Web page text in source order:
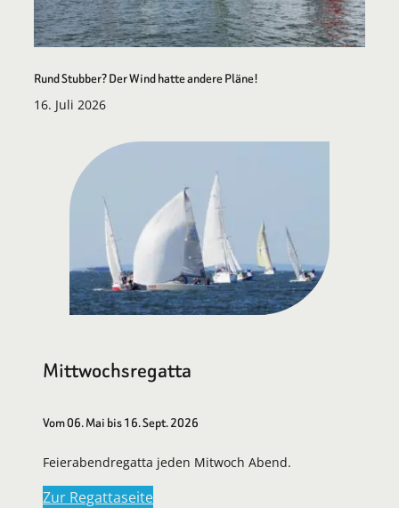
Rund Stubber? Der Wind hatte andere Pläne!
16. Juli 2026
Mittwochsregatta
Vom 06. Mai bis 16. Sept. 2026
Feierabendregatta jeden Mitwoch Abend.
Zur Regattaseite